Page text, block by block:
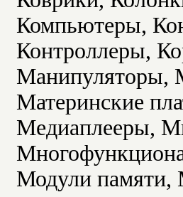
Компьютеры,
Контроллеры,
Манипуляторы,
Материнские
Медиаплееры,
Модули памяти,